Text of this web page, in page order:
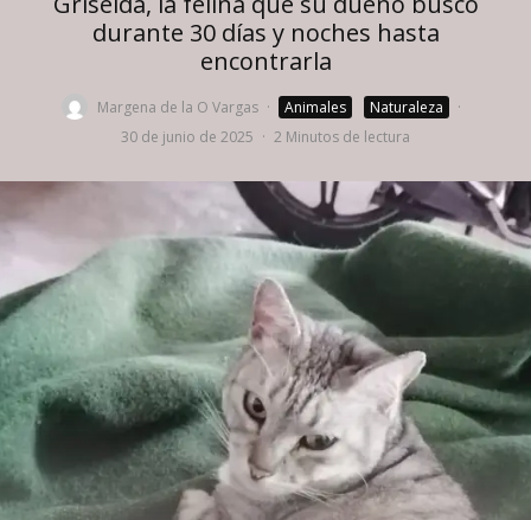
durante 30 días y noches hasta
encontrarla
Margena de la O Vargas · Animales Naturaleza
·
30 de junio de 2025 · 2 Minutos de lectura